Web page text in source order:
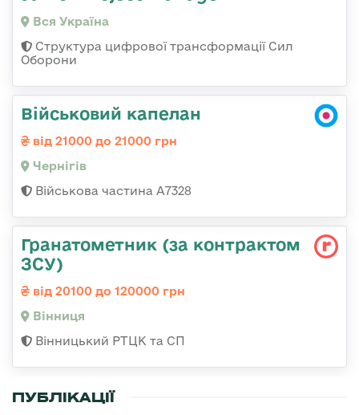
Вся Україна
Структура цифрової трансформації Сил
Оборони
Військовий капелан
від 21000 до 21000 грн
Чернігів
Військова частина А7328
Гранатометник (за контрактом
ЗСУ)
від 20100 до 120000 грн
Вінниця
Вінницький РТЦК та СП
ПУБЛІКАЦІЇ